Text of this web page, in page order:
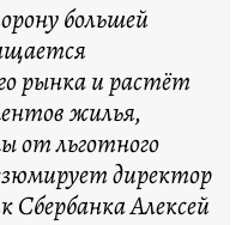
большей
рынка и растёт
жилья,
от льготного
директор
Алексей